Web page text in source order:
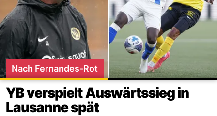
Nach Fernandes-Rot
YB verspielt Auswärtssieg in
Lausanne spät